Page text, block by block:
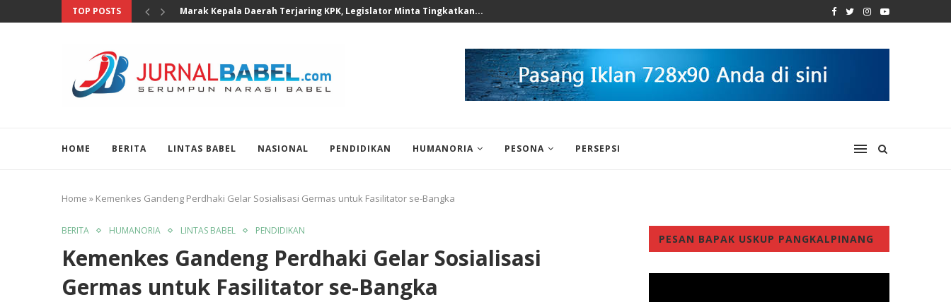
TOP POSTS Marak Kepala Daerah Terjaring KPK, Legislator Minta Tingkatkan...
HOME BERITA LINTAS BABEL NASIONAL PENDIDIKAN HUMANORIA PESONA PERSEPSI
Home » Kemenkes Gandeng Perdhaki Gelar Sosialisasi Germas untuk Fasilitator se-Bangka
BERITA HUMANORIA LINTAS BABEL PENDIDIKAN
Kemenkes Gandeng Perdhaki Gelar Sosialisasi
Germas untuk Fasilitator se-Bangka
PESAN BAPAK USKUP PANGKALPINANG